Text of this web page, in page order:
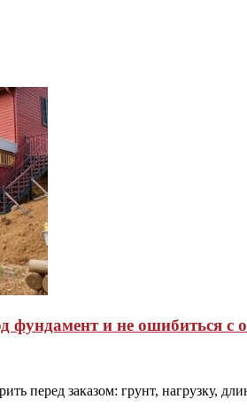
фундамент и не ошибиться с
перед заказом: грунт, нагрузку,